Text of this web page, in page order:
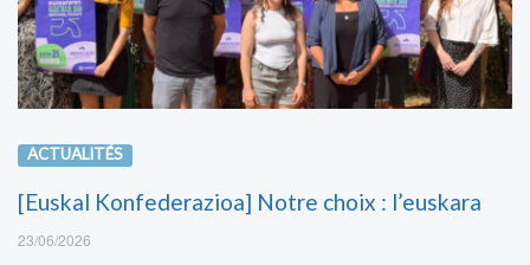
ACTUALITÉS
[Euskal Konfederazioa] Notre choix : l’euskara
23/06/2026